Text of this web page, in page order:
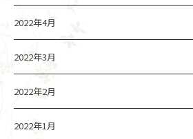
2022年4月
2022年3月
2022年2月
2022年1月